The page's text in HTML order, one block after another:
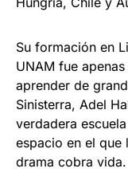
Su formación en
UNAM fue
aprender de
Sinisterra, Adel
verdadera
espacio en el que
drama cobra vida.